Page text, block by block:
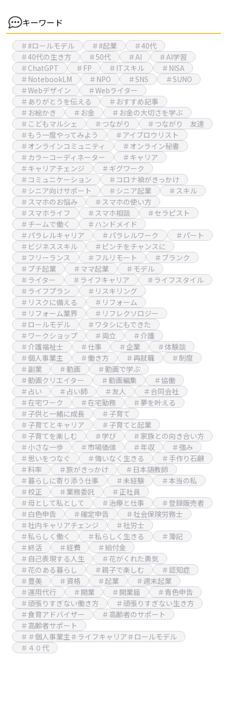
キーワード
＃#ロールモデル ＃#起業
＃40代
＃40代の生き方
＃50代 ＃AI
＃AI学習
＃ChatGPT
＃FP ＃ITスキル
＃NISA
＃NotebookLM
＃NPO ＃SNS
＃SUNO
＃Webデザイン
＃Webライター
＃ありがとうを伝える
＃おすすめ記事
＃お絵かき
＃お金
＃お金の大切さを学ぶ
＃こどもマルシェ
＃つながり
＃つながり 友達
＃もう一度やってみよう
＃アイブロウリスト
＃オンラインコミュニティ
＃オンライン秘書
＃カラーコーディネーター
＃キャリア
＃キャリアチェンジ
＃ギグワーク
＃コミュニケーション
＃コロナ禍がきっかけ
＃シニア向けサポート
＃シニア起業
＃スキル
＃スマホのお悩み
＃スマホの使い方
＃スマホライフ
＃スマホ相談
＃セラピスト
＃チームで働く
＃ハンドメイド
＃パラレルキャリア
＃パラレルワーク
＃パート
＃ビジネススキル
＃ピンチをチャンスに
＃フリーランス
＃フルリモート
＃ブランク
＃プチ起業
＃ママ起業
＃モデル
＃ライター
＃ライフキャリア
＃ライフスタイル
＃ライフプラン
＃リスキリング
＃リスクに備える
＃リフォーム
＃リフォーム業界
＃リフレクソロジー
＃ロールモデル
＃ワタシにもできた
＃ワークショップ
＃両立
＃介護
＃介護福祉士
＃仕事 ＃企業
＃体験談
＃個人事業主
＃働き方 ＃再就職
＃制度
＃副業
＃動画
＃動画で学ぶ
＃動画クリエイター
＃動画編集
＃協働
＃占い
＃占い師 ＃友人
＃合同会社
＃在宅ワーク
＃在宅勤務
＃夢を叶える
＃子供と一緒に成長
＃子育て
＃子育てとキャリア
＃子育てと起業
＃子育てを楽しむ
＃学び
＃家族との向き合い方
＃小さな一歩
＃市場価値 ＃年収
＃強み
＃思いをつなぐ
＃悔いなく生きる
＃手作り石鹸
＃料率
＃旅がきっかけ
＃日本語教師
＃暮らしに寄り添う仕事
＃未経験
＃本当の私
＃校正
＃業務委託
＃正社員
＃母として私として
＃治療と仕事
＃登録販売者
＃白色申告
＃確定申告
＃社会保険労務士
＃社内キャリアチェンジ
＃社労士
＃私らしく働く
＃私らしく生きる
＃簿記
＃終活
＃経費
＃給付金
＃自己表現する人生
＃花がくれた勇気
＃花のある暮らし
＃親子で楽しむ
＃認知症
＃豊美
＃資格 ＃起業
＃週末起業
＃運用代行
＃開業 ＃開業届
＃青色申告
＃頑張りすぎない働き方
＃頑張りすぎない生き方
＃食育アドバイザー
＃高齢者のサポート
＃高齢者サポート
＃＃個人事業主＃ライフキャリア＃ロールモデル
＃４０代